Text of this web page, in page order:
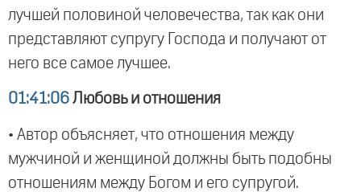
лучшей половиной человечества, так как они
представляют супругу Господа и получают от
него все самое лучшее.
01:41:06 Любовь и отношения
• Автор объясняет, что отношения между
мужчиной и женщиной должны быть подобны
отношениям между Богом и его супругой.